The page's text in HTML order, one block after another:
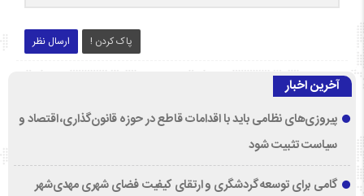
ارسال نظر پاک کردن !
آخرین اخبار
پیروزی‌های نظامی باید با اقدامات قاطع در حوزه قانون‌گذاری، اقتصاد و
سیاست تثبیت شود
گامی برای توسعه گردشگری و ارتقای کیفیت فضای شهری مهدی‌شهر